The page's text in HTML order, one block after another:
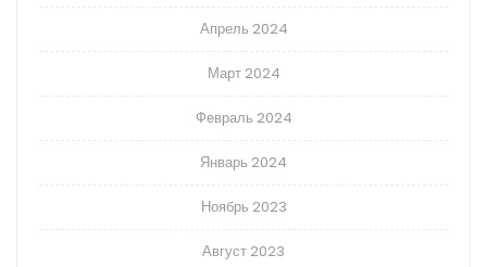
Апрель 2024
Март 2024
Февраль 2024
Январь 2024
Ноябрь 2023
Август 2023